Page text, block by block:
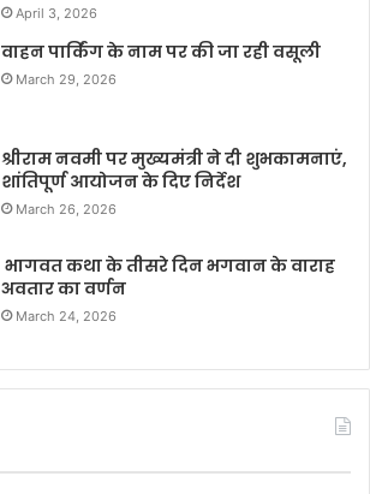
April 3, 2026
वाहन पार्किंग के नाम पर की जा रही वसूली
March 29, 2026
श्रीराम नवमी पर मुख्यमंत्री ने दी शुभकामनाएं,
शांतिपूर्ण आयोजन के दिए निर्देश
March 26, 2026
भागवत कथा के तीसरे दिन भगवान के वाराह
अवतार का वर्णन
March 24, 2026